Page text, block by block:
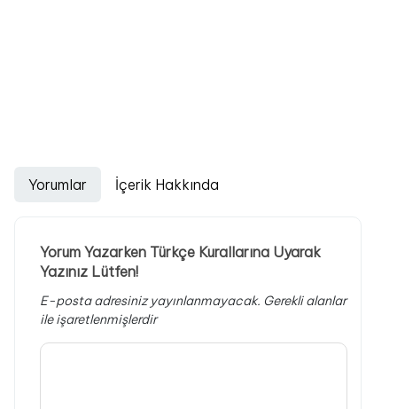
Yorumlar İçerik Hakkında
Yorum Yazarken Türkçe Kurallarına Uyarak
Yazınız Lütfen!
E-posta adresiniz yayınlanmayacak. Gerekli alanlar
ile işaretlenmişlerdir